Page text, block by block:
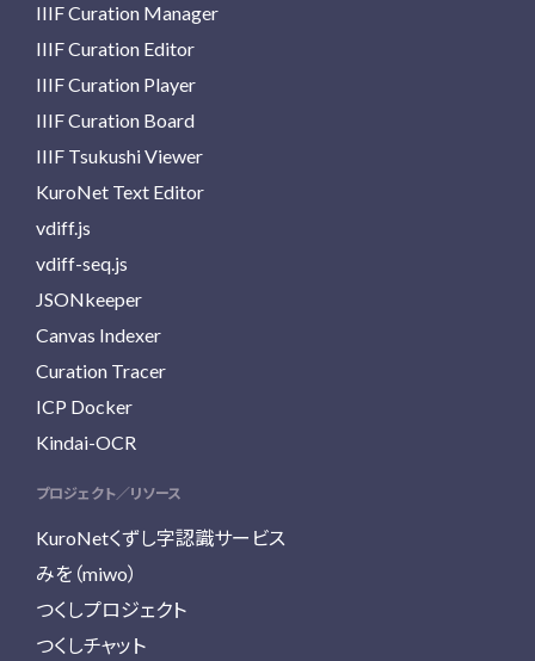
IIIF Curation Manager
IIIF Curation Editor
IIIF Curation Player
IIIF Curation Board
IIIF Tsukushi Viewer
KuroNet Text Editor
vdiff.js
vdiff-seq.js
JSONkeeper
Canvas Indexer
Curation Tracer
ICP Docker
Kindai-OCR
プロジェクト／リソース
KuroNetくずし字認識サービス
みを（miwo）
つくしプロジェクト
つくしチャット